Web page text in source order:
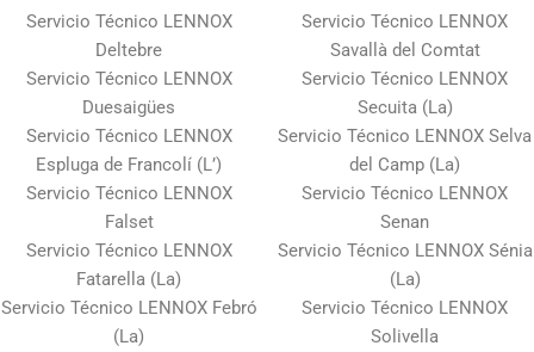
Servicio Técnico LENNOX
Deltebre
Servicio Técnico LENNOX
Duesaigües
Servicio Técnico LENNOX
Espluga de Francolí (L’)
Servicio Técnico LENNOX
Falset
Servicio Técnico LENNOX
Fatarella (La)
Servicio Técnico LENNOX Febró
(La)
Servicio Técnico LENNOX
Savallà del Comtat
Servicio Técnico LENNOX
Secuita (La)
Servicio Técnico LENNOX Selva
del Camp (La)
Servicio Técnico LENNOX
Senan
Servicio Técnico LENNOX Sénia
(La)
Servicio Técnico LENNOX
Solivella